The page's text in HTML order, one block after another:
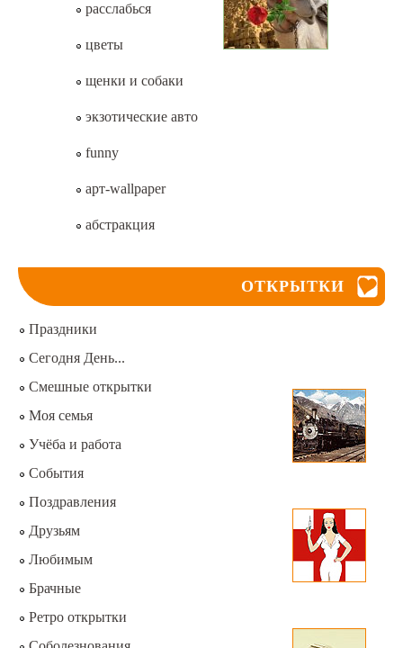
расслабься
цветы
щенки и собаки
экзотические авто
funny
арт-wallpaper
абстракция
ОТКРЫТКИ
Праздники
Сегодня День...
Смешные открытки
Моя семья
Учёба и работа
События
Поздравления
Друзьям
Любимым
Брачные
Ретро открытки